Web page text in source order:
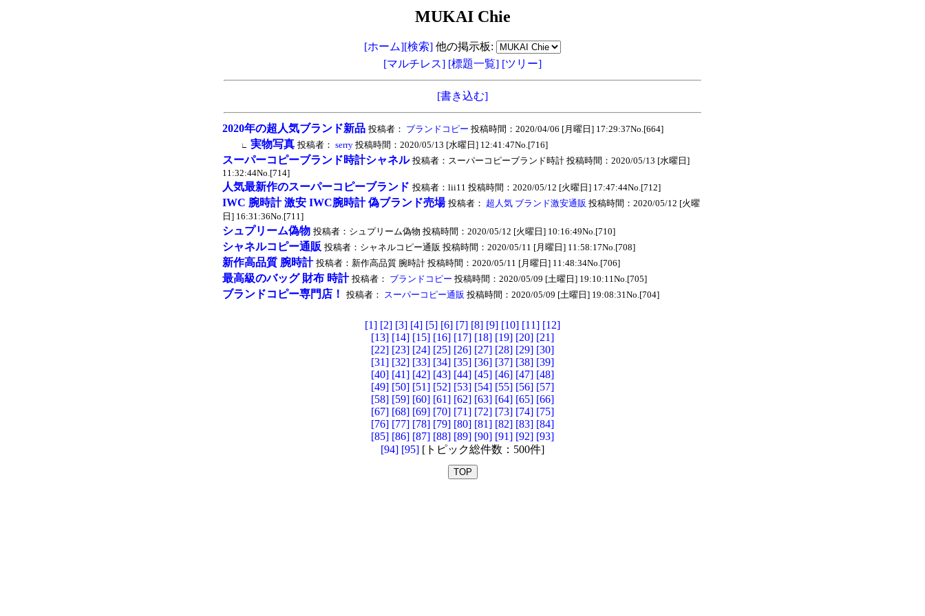
MUKAI Chie
[ホーム][検索] 他の掲示板:
[マルチレス] [標題一覧] [ツリー]
[書き込む]
2020年の超人気ブランド新品 投稿者： ブランドコピー 投稿時間：2020/04/06 [月曜日] 17:29:37No.[664]
∟ 実物写真 投稿者： serry 投稿時間：2020/05/13 [水曜日] 12:41:47No.[716]
スーパーコピーブランド時計シャネル 投稿者：スーパーコピーブランド時計 投稿時間：2020/05/13 [水曜日]
11:32:44No.[714]
人気最新作のスーパーコピーブランド 投稿者：lii11 投稿時間：2020/05/12 [火曜日] 17:47:44No.[712]
IWC 腕時計 激安 IWC腕時計 偽ブランド売場 投稿者： 超人気 ブランド激安通販 投稿時間：2020/05/12 [火曜
日] 16:31:36No.[711]
シュプリーム偽物 投稿者：シュプリーム偽物 投稿時間：2020/05/12 [火曜日] 10:16:49No.[710]
シャネルコピー通販 投稿者：シャネルコピー通販 投稿時間：2020/05/11 [月曜日] 11:58:17No.[708]
新作高品質 腕時計 投稿者：新作高品質 腕時計 投稿時間：2020/05/11 [月曜日] 11:48:34No.[706]
最高級のバッグ 財布 時計 投稿者： ブランドコピー 投稿時間：2020/05/09 [土曜日] 19:10:11No.[705]
ブランドコピー専門店！ 投稿者： スーパーコピー通販 投稿時間：2020/05/09 [土曜日] 19:08:31No.[704]
[1] [2] [3] [4] [5] [6] [7] [8] [9] [10] [11] [12]
[13] [14] [15] [16] [17] [18] [19] [20] [21]
[22] [23] [24] [25] [26] [27] [28] [29] [30]
[31] [32] [33] [34] [35] [36] [37] [38] [39]
[40] [41] [42] [43] [44] [45] [46] [47] [48]
[49] [50] [51] [52] [53] [54] [55] [56] [57]
[58] [59] [60] [61] [62] [63] [64] [65] [66]
[67] [68] [69] [70] [71] [72] [73] [74] [75]
[76] [77] [78] [79] [80] [81] [82] [83] [84]
[85] [86] [87] [88] [89] [90] [91] [92] [93]
[94] [95] [トピック総件数：500件]